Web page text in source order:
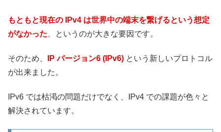
もともと現在の IPv4 は世界中の端末を繋げるという想定
がなかった 、というのが大きな要因です。
そのため、 IP バージョン6 (IPv6) という新しいプロトコル
が出来ました。
IPv6 では枯渇の問題だけでなく、IPv4 での課題が色々と
解決されています。